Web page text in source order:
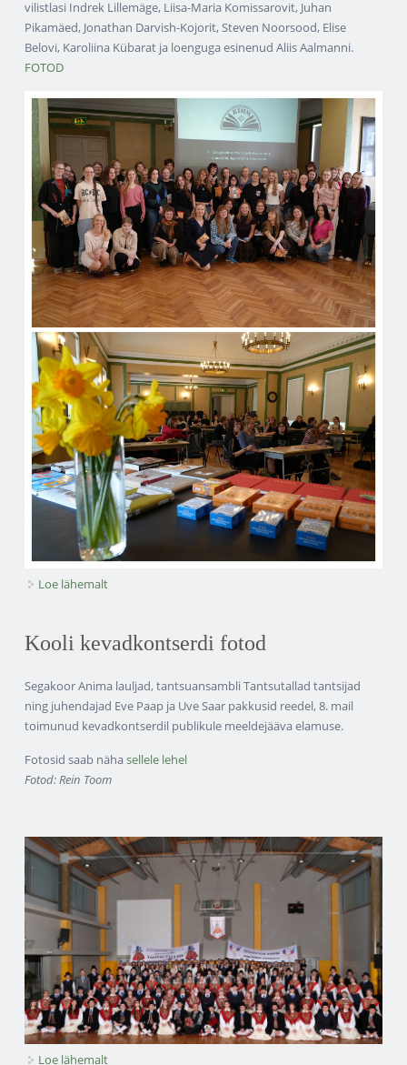
vilistlasi Indrek Lillemäge, Liisa-Maria Komissarovit, Juhan
Pikamäed, Jonathan Darvish-Kojorit, Steven Noorsood, Elise
Belovi, Karoliina Kübarat ja loenguga esinenud Aliis Aalmanni.
FOTOD
Loe lähemalt
Kooli kevadkontserdi fotod
Segakoor Anima lauljad, tantsuansambli Tantsutallad tantsijad
ning juhendajad Eve Paap ja Uve Saar pakkusid reedel, 8. mail
toimunud kevadkontserdil publikule meeldejääva elamuse.
Fotosid saab nähasellele lehel
Fotod: Rein Toom
Loe lähemalt